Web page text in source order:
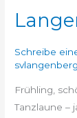
Schreibe
svlangenberg
Frühling,
Tanzlaune –